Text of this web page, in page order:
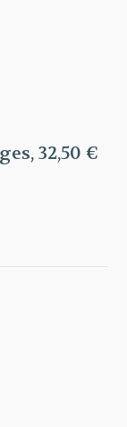
32,50 €